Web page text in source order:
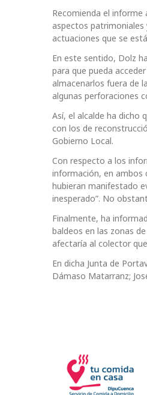
Recomienda el informe
aspectos patrimoniales
actuaciones que se
En este sentido, Dolz
para que pueda
almacenarlos fuera de
algunas perforaciones
Así, el alcalde ha dicho
con los de
Gobierno Local.
Con respecto a los
información, en ambos
hubieran manifestado
inesperado”. No
Finalmente, ha
baldeos en las zonas
afectaría al colector
En dicha Junta de
Dámaso Matarranz;